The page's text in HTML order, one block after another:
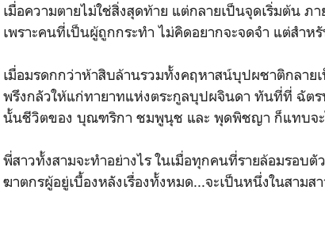
เมื่อความตายไม่ใช่สิ่งสุดท้าย แต่กลายเป็นจุดเริ่มต้น
เพราะคนที่เป็นผู้ถูกกระทำ ไม่คิดอยากจะจดจำ แต่สำ
เมื่อมรดกกว่าห้าสิบล้านรวมทั้งคฤหาสน์บุปผชาติกลาย
พรึงกลัวให้แก่ทายาทแห่งตระกูลบุปผจินดา ทันที่ที่ ฉัตร
นั้นชีวิตของ บุณฑริกา ชมพูนุช และ พุดพิชญา ก็แทบจะ
พี่สาวทั้งสามจะทำอย่างไร ในเมื่อทุกคนที่รายล้อมรอบตั
ฆาตกรผู้อยู่เบื้องหลังเรื่องทั้งหมด...จะเป็นหนึ่งในสามส